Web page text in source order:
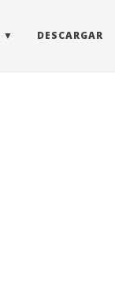
DESCARGAR